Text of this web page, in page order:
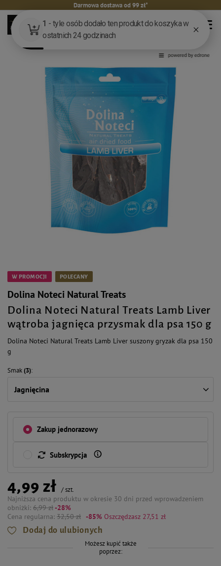
Darmowa dostawa od 99 zł*
W PROMOCJI POLECANY
Dolina Noteci Natural Treats
Dolina Noteci Natural Treats Lamb Liver
wątroba jagnięca przysmak dla psa 150 g
Dolina Noteci Natural Treats Lamb Liver suszony gryzak dla psa 150
g
Smak(3)
Jagnięcina
Zakup jednorazowy
Subskrypcja
4,99 zł /szt.
Najniższa cena produktu w okresie 30 dni przed wprowadzeniem
obniżki: 6,99 zł-28%
Cena regularna: 32,50 zł -85% Oszczędzasz 27,51 zł
Dodaj do ulubionych
Możesz kupić także
poprzez: